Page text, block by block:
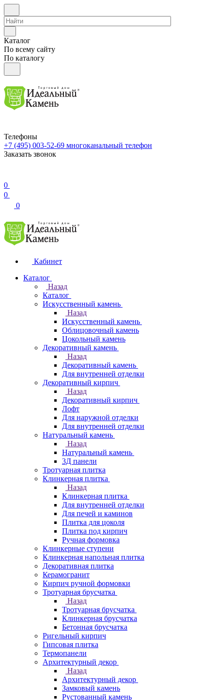
Каталог
По всему сайту
По каталогу
Телефоны
+7 (495) 003-52-69 многоканальный телефон
Заказать звонок
0
0
0
Кабинет
Каталог
Назад
Каталог
Искусственный камень
Назад
Искусственный камень
Облицовочный камень
Цокольный камень
Декоративный камень
Назад
Декоративный камень
Для внутренней отделки
Декоративный кирпич
Назад
Декоративный кирпич
Лофт
Для наружной отделки
Для внутренней отделки
Натуральный камень
Назад
Натуральный камень
3Д панели
Тротуарная плитка
Клинкерная плитка
Назад
Клинкерная плитка
Для внутренней отделки
Для печей и каминов
Плитка для цоколя
Плитка под кирпич
Ручная формовка
Клинкерные ступени
Клинкерная напольная плитка
Декоративная плитка
Керамогранит
Кирпич ручной формовки
Тротуарная брусчатка
Назад
Тротуарная брусчатка
Клинкерная брусчатка
Бетонная брусчатка
Ригельный кирпич
Гипсовая плитка
Термопанели
Архитектурный декор
Назад
Архитектурный декор
Замковый камень
Рустованный камень